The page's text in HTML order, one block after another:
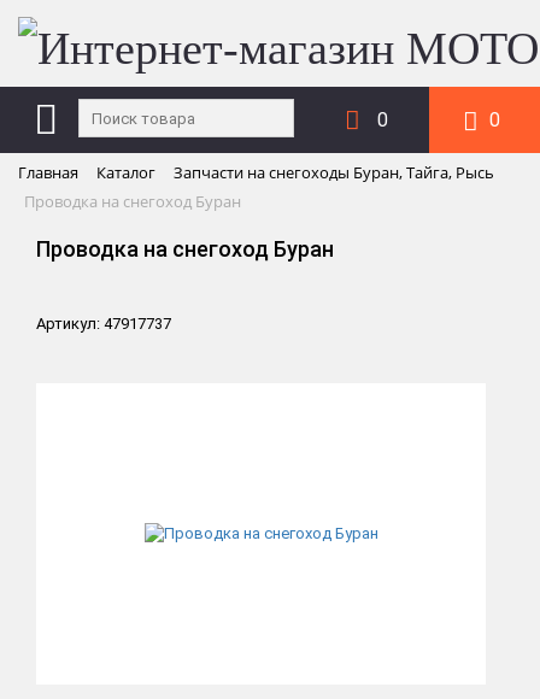
0 0
Главная Каталог
Запчасти на снегоходы Буран, Тайга, Рысь
Проводка на снегоход Буран
Проводка на снегоход Буран
Артикул: 47917737